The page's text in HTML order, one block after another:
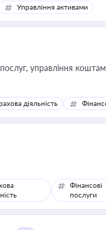
Управління активами
дотримання
діяльність
Фінансові
послуги